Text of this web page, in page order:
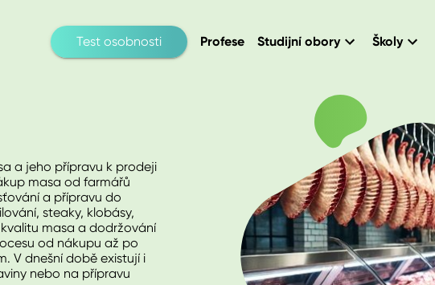
Test osobnosti Profese Studijní obory Školy
a jeho přípravu k prodeji
masa od farmářů
a přípravu do
steaky, klobásy,
masa a dodržování
od nákupu až po
V dnešní době existují i
nebo na přípravu